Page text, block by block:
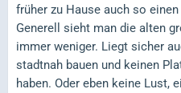
früher zu Hause auch so
Generell sieht man die alten
immer weniger. Liegt sicher
stadtnah bauen und keinen
haben. Oder eben keine Lust,